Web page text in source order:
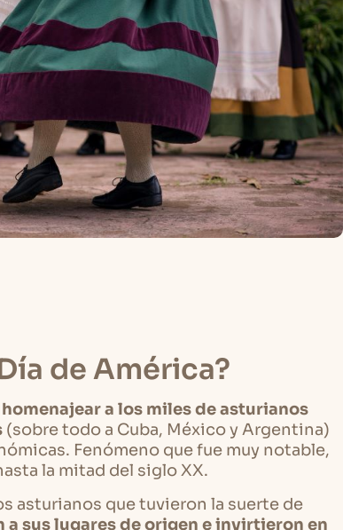
de América?
homenajear a los miles de asturianos
(sobre todo a Cuba, México y Argentina)
Fenómeno que fue muy notable,
la mitad del siglo XX.
asturianos que tuvieron la suerte de
a sus lugares de origen e invirtieron en